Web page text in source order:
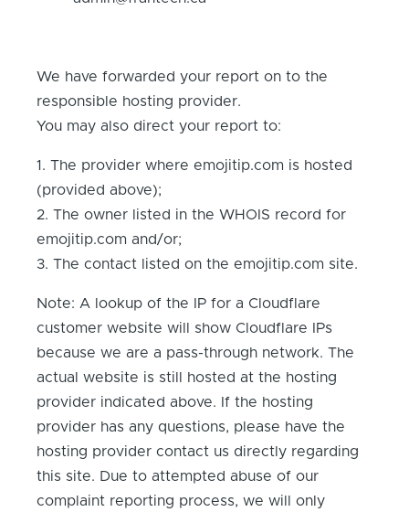
We have forwarded your report on to the
responsible hosting provider.
You may also direct your report to:
1. The provider where emojitip.com is hosted
(provided above);
2. The owner listed in the WHOIS record for
emojitip.com and/or;
3. The contact listed on the emojitip.com site.
Note: A lookup of the IP for a Cloudflare
customer website will show Cloudflare IPs
because we are a pass-through network. The
actual website is still hosted at the hosting
provider indicated above. If the hosting
provider has any questions, please have the
hosting provider contact us directly regarding
this site. Due to attempted abuse of our
complaint reporting process, we will only